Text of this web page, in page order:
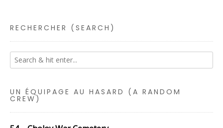
RECHERCHER (SEARCH)
UN ÉQUIPAGE AU HASARD (A RANDOM
CREW)